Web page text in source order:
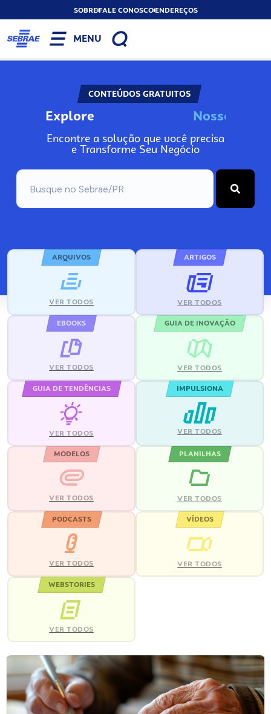
SOBREFALE CONOSCOENDEREÇOS
MENU
CONTEÚDOS GRATUITOS
Explore Nosso
Encontre a solução que você precisa
e Transforme Seu Negócio
ARQUIVOS
VER TODOS
ARTIGOS
VER TODOS
EBOOKS
VER TODOS
GUIA DE INOVAÇÃO
VER TODOS
GUIA DE TENDÊNCIAS
VER TODOS
IMPULSIONA
VER TODOS
MODELOS
VER TODOS
PLANILHAS
VER TODOS
PODCASTS
VER TODOS
VÍDEOS
VER TODOS
WEBSTORIES
VER TODOS